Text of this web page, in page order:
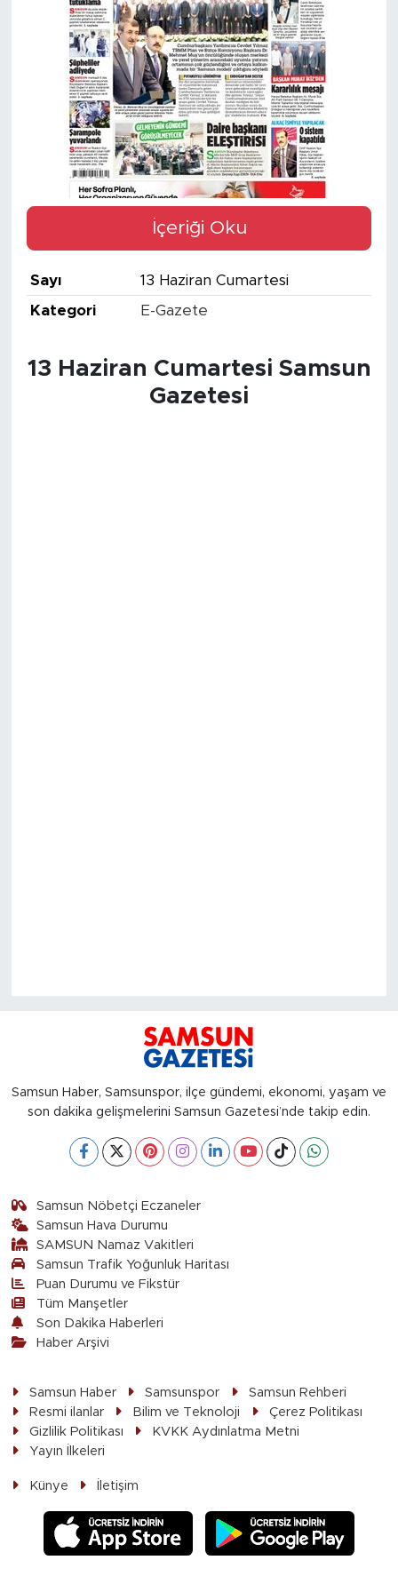
İçeriği Oku
Sayı
13 Haziran Cumartesi
Kategori
E-Gazete
13 Haziran Cumartesi Samsun
Gazetesi
Samsun Haber, Samsunspor, ilçe gündemi, ekonomi, yaşam ve
son dakika gelişmelerini Samsun Gazetesi’nde takip edin.
Samsun Nöbetçi Eczaneler
Samsun Hava Durumu
SAMSUN Namaz Vakitleri
Samsun Trafik Yoğunluk Haritası
Puan Durumu ve Fikstür
Tüm Manşetler
Son Dakika Haberleri
Haber Arşivi
Samsun Haber Samsunspor
Samsun Rehberi
Resmi ilanlar
Bilim ve Teknoloji
Çerez Politikası
Gizlilik Politikası
KVKK Aydınlatma Metni
Yayın İlkeleri
Künye İletişim